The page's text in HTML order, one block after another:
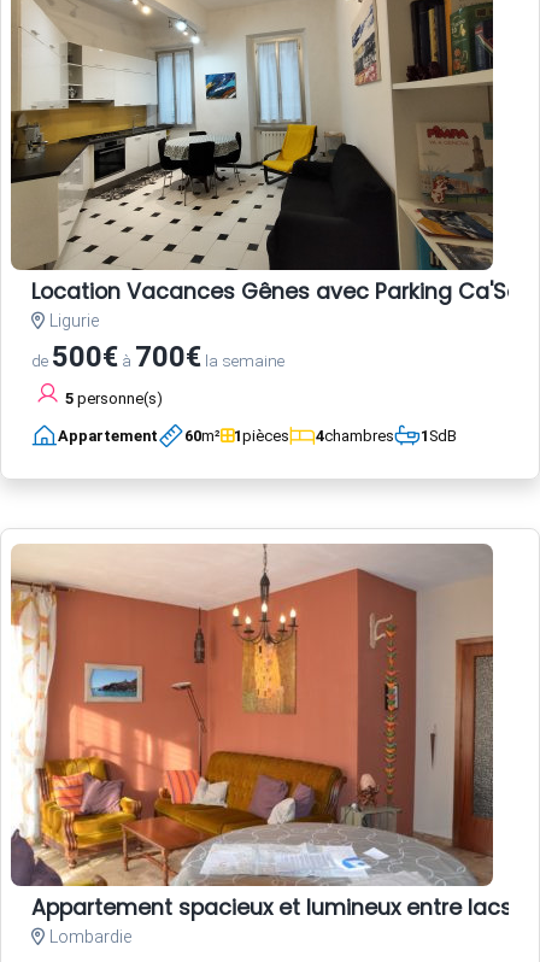
Location Vacances Gênes avec Parking
Ligurie
de 500€ à 700€ la semaine
5 personne(s)
Appartement 60m² 1pièces 4chambres 1SdB
Appartement spacieux et lumineux entre lacs
Lombardie